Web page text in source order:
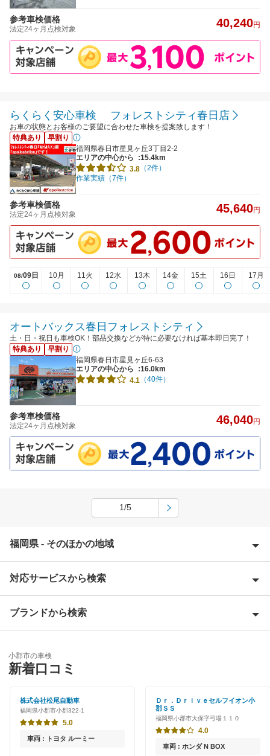
参考車検価格
法定24ヶ月点検対象 40,240円
らくらく安心車検 フォレストシティ春日店
お車の状態とお客様のご要望に合わせた車検を提案致します！
特典あり
早割り
福岡県春日市星見ヶ丘3丁目2-2
エリアの中心から
:15.4km
3.8 （2件）
作業実績（7件）
参考車検価格
法定24ヶ月点検対象 45,640円
08/09日 10月 11火 12水 13木 14金 15土 16日 17月
オートバックス春日フォレストシティ
土・日・祝日も車検OK！部品交換などが特に必要なければ基本即日完了！
特典あり
早割り
福岡県春日市星見ヶ丘6-63
エリアの中心から
:16.0km
4.1 （40件）
参考車検価格
法定24ヶ月点検対象 46,040円
1/5
福岡県 - そのほかの地域
朝倉郡
飯塚市
糸島市
うきは市
大川市
大野城市
対応サービスから検索
Award 受賞店
特典あり
新車初回割りあり
早割りあり
ブランドから検索
アップル車検
オートバックス
伊藤忠エネクス
小郡市の車検
新着口コミ
株式会社松尾自動車
福岡県小郡市小郡322-1
5.0
車両 : トヨタ ルーミー
Ｄｒ．Ｄｒｉｖｅセルフイオン小
郡ＳＳ
福岡県小郡市大保字弓場１１０
4.0
車両 : ホンダ N BOX